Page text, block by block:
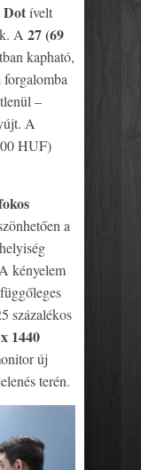
Dotívelt
A 27 (69
kapható,
–
A
HUF)
a
kényelem
százalékos
1440
új
terén.